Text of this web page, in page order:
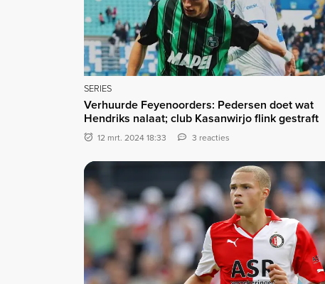
SERIES
Verhuurde Feyenoorders: Pedersen doet wat
Hendriks nalaat; club Kasanwirjo flink gestraft
12 mrt. 2024 18:33 3 reacties